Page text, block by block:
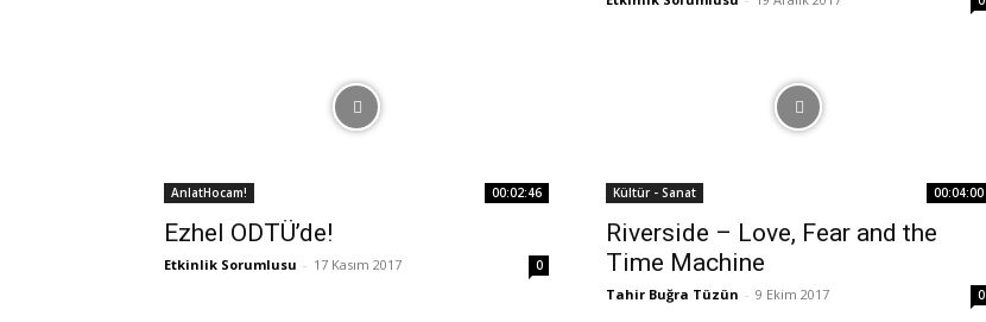
AnlatHocam! 00:02:46
Ezhel ODTÜ’de!
Etkinlik Sorumlusu - 17 Kasım 2017 0
Kültür - Sanat 00:04:00
Riverside – Love, Fear and the
Time Machine
Tahir Buğra Tüzün - 9 Ekim 2017 0